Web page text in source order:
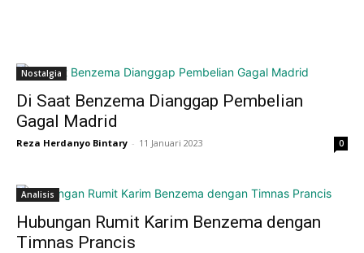
Nostalgia
Di Saat Benzema Dianggap Pembelian
Gagal Madrid
Reza Herdanyo Bintary - 11 Januari 2023 0
Analisis
Hubungan Rumit Karim Benzema dengan
Timnas Prancis